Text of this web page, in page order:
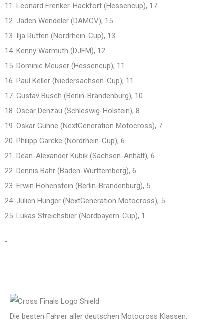
11. Leonard Frenker-Hackfort (Hessencup), 17
12. Jaden Wendeler (DAMCV), 15
13. Ilja Rutten (Nordrhein-Cup), 13
14. Kenny Warmuth (DJFM), 12
15. Dominic Meuser (Hessencup), 11
16. Paul Keller (Niedersachsen-Cup), 11
17. Gustav Busch (Berlin-Brandenburg), 10
18. Oscar Denzau (Schleswig-Holstein), 8
19. Oskar Gühne (NextGeneration Motocross), 7
20. Philipp Garcke (Nordrhein-Cup), 6
21. Dean-Alexander Kubik (Sachsen-Anhalt), 6
22. Dennis Bahr (Baden-Württemberg), 6
23. Erwin Hohenstein (Berlin-Brandenburg), 5
24. Julien Hunger (NextGeneration Motocross), 5
25. Lukas Streichsbier (Nordbayern-Cup), 1
Die besten Fahrer aller deutschen Motocross Klassen.